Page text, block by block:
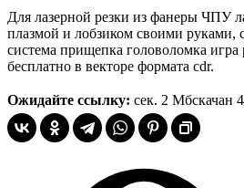
Для лазерной резки из фанеры ЧПУ
плазмой и лобзиком своими руками,
система прищепка головоломка
бесплатно в векторе формата cdr.
Ожидайте ссылку: сек. 2 Мбскачан